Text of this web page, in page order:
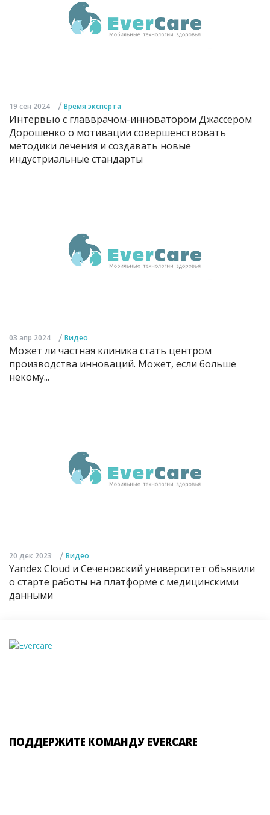
19 сен 2024 / Время эксперта
Интервью с главврачом-инноватором Джассером
Дорошенко о мотивации совершенствовать
методики лечения и создавать новые
индустриальные стандарты
03 апр 2024 / Видео
Может ли частная клиника стать центром
производства инноваций. Может, если больше
некому...
20 дек 2023 / Видео
Yandex Cloud и Сеченовский университет объявили
о старте работы на платформе с медицинскими
данными
ПОДДЕРЖИТЕ КОМАНДУ EVERCARE